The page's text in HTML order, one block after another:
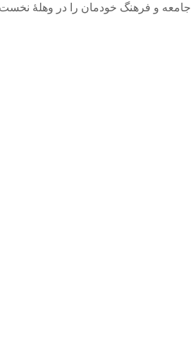
و فرهنگ خودمان را در وهلهٔ